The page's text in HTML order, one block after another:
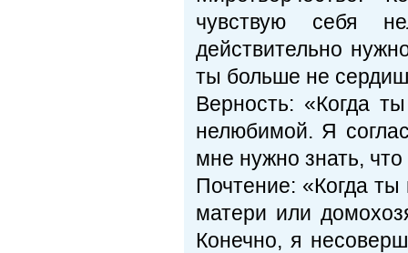
чувствую себя
действительно
ты больше не
Верность: «Когда
нелюбимой. Я
мне нужно знать,
Почтение: «Когда ты
матери или
Ко­нечно, я